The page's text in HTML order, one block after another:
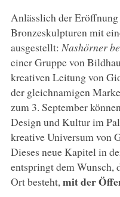
Anlässlich der Eröffnung
Bronzeskulpturen mit
ausgestellt: Nashörner
einer Gruppe von
kreativen Leitung von
der gleichnamigen
zum 3. September
Design und Kultur im
kreative Universum von
Dieses neue Kapitel in
entspringt dem Wunsch,
Ort besteht, mit der